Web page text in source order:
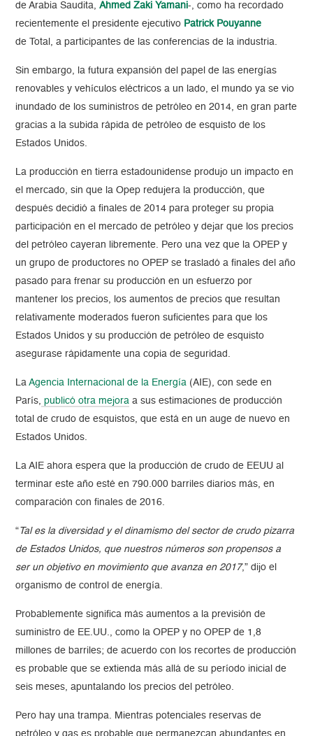
de Arabia Saudita,Ahmed Zaki Yamani-, como ha recordado
recientemente el presidente ejecutivo Patrick Pouyanne
de Total, a participantes de las conferencias de la industria.
Sin embargo, la futura expansión del papel de las energías
renovables y vehículos eléctricos a un lado, el mundo ya se vio
inundado de los suministros de petróleo en 2014, en gran parte
gracias a la subida rápida de petróleo de esquisto de los
Estados Unidos.
La producción en tierra estadounidense produjo un impacto en
el mercado, sin que la Opep redujera la producción, que
después decidió a finales de 2014 para proteger su propia
participación en el mercado de petróleo y dejar que los precios
del petróleo cayeran libremente. Pero una vez que la OPEP y
un grupo de productores no OPEP se trasladó a finales del año
pasado para frenar su producción en un esfuerzo por
mantener los precios, los aumentos de precios que resultan
relativamente moderados fueron suficientes para que los
Estados Unidos y su producción de petróleo de esquisto
asegurase rápidamente una copia de seguridad.
La Agencia Internacional de la Energía (AIE), con sede en
París, publicó otra mejora a sus estimaciones de producción
total de crudo de esquistos, que está en un auge de nuevo en
Estados Unidos.
La AIE ahora espera que la producción de crudo de EEUU al
terminar este año esté en 790.000 barriles diarios más, en
comparación con finales de 2016.
“ Tal es la diversidad y el dinamismo del sector de crudo pizarra
de Estados Unidos, que nuestros números son propensos a
ser un objetivo en movimiento que avanza en 2017,” dijo el
organismo de control de energía.
Probablemente significa más aumentos a la previsión de
suministro de EE.UU., como la OPEP y no OPEP de 1,8
millones de barriles; de acuerdo con los recortes de producción
es probable que se extienda más allá de su período inicial de
seis meses, apuntalando los precios del petróleo.
Pero hay una trampa. Mientras potenciales reservas de
petróleo y gas es probable que permanezcan abundantes en